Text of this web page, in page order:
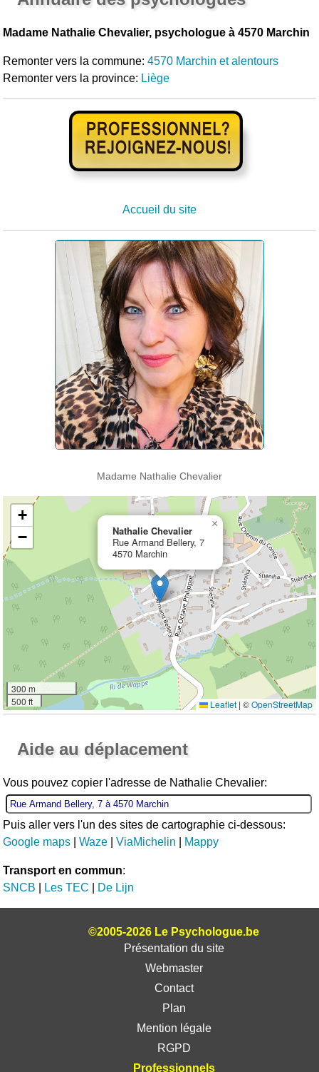
Madame Nathalie Chevalier, psychologue à 4570 Marchin
Remonter vers la commune:4570 Marchin et alentours
Remonter vers la province: Liège
Accueil du site
Madame Nathalie Chevalier
Nathalie Chevalier
Rue Armand Bellery, 7
4570 Marchin
×
+
−
300 m
500 ft
Leaflet | ©OpenStreetMap
Aide au déplacement
Vous pouvez copier l'adresse de Nathalie Chevalier:
Puis aller vers l'un des sites de cartographie ci-dessous:
Google maps |Waze |ViaMichelin Mappy
Transport en commun:
SNCB
Les TEC De Lijn
©2005-2026 Le Psychologue.be
Présentation du site
Webmaster
Contact
Plan
Mention légale
RGPD
Professionnels